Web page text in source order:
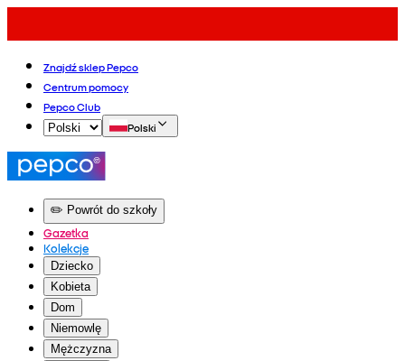
Znajdź sklep Pepco
Centrum pomocy
Pepco Club
Polski
✏️ Powrót do szkoły
Gazetka
Kolekcje
Dziecko
Kobieta
Dom
Niemowlę
Mężczyzna